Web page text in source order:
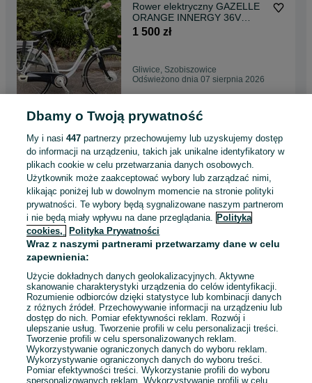
Rower elektryczny GAZELLE
ORANGE INNERGY 36V
nexus 8 /A
1 500 zł
Gliwice, Szobiszowice
Odświeżono dnia 07 sierpnia 2026
Fajny rower elektryczny
SPARTA ION RX 400WH
NEXUS 8/A
1 400 zł
Gliwice, Szobiszowice
Odświeżono dnia 06 sierpnia 2026
Rower elektryczny BULLS 36V
650WH z silnikiem centralnym
Gliwice, Szobiszowice
Odświeżono dnia 06 sierpnia 2026
1 2 3 ... 7
Dbamy o Twoją prywatność
My i nasi447 partnerzy przechowujemy lub uzyskujemy dostęp
do informacji na urządzeniu, takich jak unikalne identyfikatory w
plikach cookie w celu przetwarzania danych osobowych.
Użytkownik może zaakceptować wybory lub zarządzać nimi,
klikając poniżej lub w dowolnym momencie na stronie polityki
prywatności. Te wybory będą sygnalizowane naszym partnerom
i nie będą miały wpływu na dane przeglądania. Polityka
cookies,
Polityka Prywatności
Wraz z naszymi partnerami przetwarzamy dane w celu
zapewnienia:
Użycie dokładnych danych geolokalizacyjnych. Aktywne
skanowanie charakterystyki urządzenia do celów identyfikacji.
Rozumienie odbiorców dzięki statystyce lub kombinacji danych
z różnych źródeł. Przechowywanie informacji na urządzeniu lub
dostęp do nich. Pomiar efektywności reklam. Rozwój i
ulepszanie usług. Tworzenie profili w celu personalizacji treści.
Tworzenie profili w celu spersonalizowanych reklam.
Wykorzystywanie ograniczonych danych do wyboru reklam.
Wykorzystywanie ograniczonych danych do wyboru treści.
Pomiar efektywności treści. Wykorzystanie profili do wyboru
spersonalizowanych reklam. Wykorzystywanie profili w celu